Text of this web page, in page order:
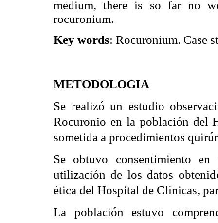
medium, there is so far no
rocuronium.
Key words: Rocuronium. Case
METODOLOGIA
Se realizó un estudio
Rocuronio en la población del
sometida a procedimientos
Se obtuvo consentimiento
utilización de los datos
ética del Hospital de Clínicas,
La población estuvo